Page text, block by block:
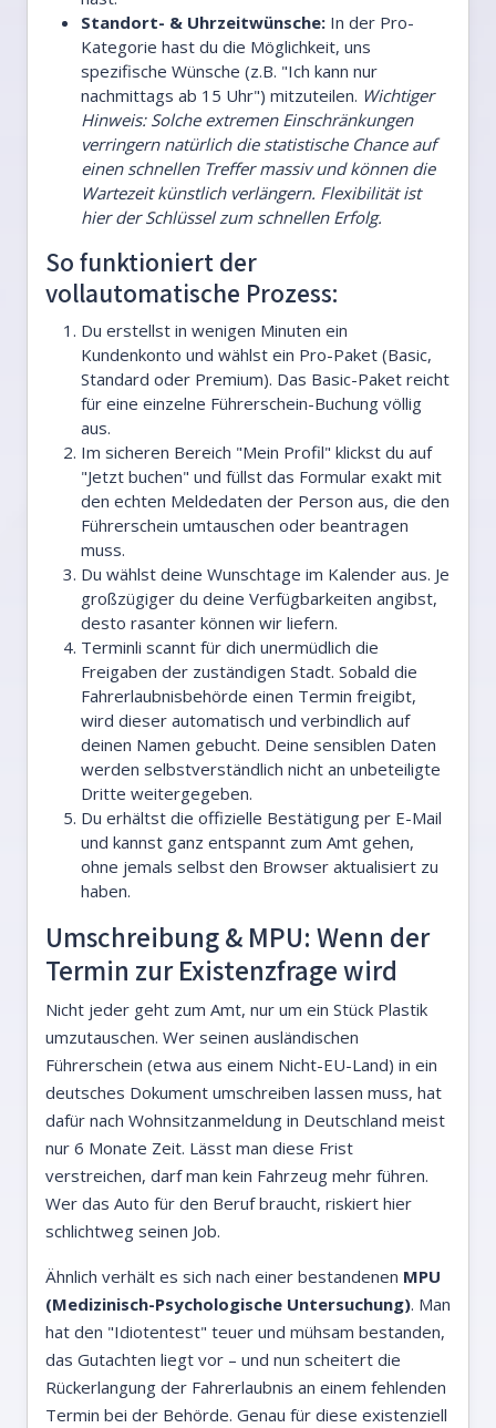
Standort- & Uhrzeitwünsche: In der Pro-
Kategorie hast du die Möglichkeit, uns
spezifische Wünsche (z.B. "Ich kann nur
nachmittags ab 15 Uhr") mitzuteilen. Wichtiger
Hinweis: Solche extremen Einschränkungen
verringern natürlich die statistische Chance auf
einen schnellen Treffer massiv und können die
Wartezeit künstlich verlängern. Flexibilität ist
hier der Schlüssel zum schnellen Erfolg.
So funktioniert der
vollautomatische Prozess:
Du erstellst in wenigen Minuten ein
Kundenkonto und wählst ein Pro-Paket (Basic,
Standard oder Premium). Das Basic-Paket reicht
für eine einzelne Führerschein-Buchung völlig
aus.
Im sicheren Bereich "Mein Profil" klickst du auf
"Jetzt buchen" und füllst das Formular exakt mit
den echten Meldedaten der Person aus, die den
Führerschein umtauschen oder beantragen
muss.
Du wählst deine Wunschtage im Kalender aus. Je
großzügiger du deine Verfügbarkeiten angibst,
desto rasanter können wir liefern.
Terminli scannt für dich unermüdlich die
Freigaben der zuständigen Stadt. Sobald die
Fahrerlaubnisbehörde einen Termin freigibt,
wird dieser automatisch und verbindlich auf
deinen Namen gebucht. Deine sensiblen Daten
werden selbstverständlich nicht an unbeteiligte
Dritte weitergegeben.
Du erhältst die offizielle Bestätigung per E-Mail
und kannst ganz entspannt zum Amt gehen,
ohne jemals selbst den Browser aktualisiert zu
haben.
Umschreibung & MPU: Wenn der
Termin zur Existenzfrage wird
Nicht jeder geht zum Amt, nur um ein Stück Plastik
umzutauschen. Wer seinen ausländischen
Führerschein (etwa aus einem Nicht-EU-Land) in ein
deutsches Dokument umschreiben lassen muss, hat
dafür nach Wohnsitzanmeldung in Deutschland meist
nur 6 Monate Zeit. Lässt man diese Frist
verstreichen, darf man kein Fahrzeug mehr führen.
Wer das Auto für den Beruf braucht, riskiert hier
schlichtweg seinen Job.
Ähnlich verhält es sich nach einer bestandenen MPU
(Medizinisch-Psychologische Untersuchung). Man
hat den "Idiotentest" teuer und mühsam bestanden,
das Gutachten liegt vor – und nun scheitert die
Rückerlangung der Fahrerlaubnis an einem fehlenden
Termin bei der Behörde. Genau für diese existenziell